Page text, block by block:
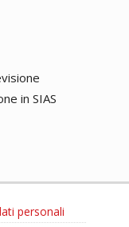
in SIAS
personali